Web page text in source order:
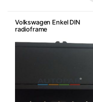
Volkswagen Enkel DIN
radioframe